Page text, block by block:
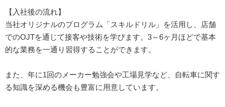
【入社後の流れ】
当社オリジナルのプログラム「スキルドリル」を活用し、店舗
でのOJTを通じて接客や技術を学びます。3～6ヶ月ほどで基本
的な業務を一通り習得することができます。
また、年に1回のメーカー勉強会や工場見学など、自転車に関す
る知識を深める機会も豊富に用意しています。